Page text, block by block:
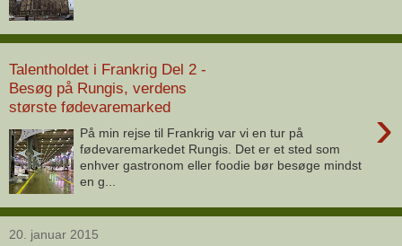
Talentholdet i Frankrig Del 2 -
Besøg på Rungis, verdens
største fødevaremarked
›
På min rejse til Frankrig var vi en tur på
fødevaremarkedet Rungis. Det er et sted som
enhver gastronom eller foodie bør besøge mindst
en g...
20. januar 2015